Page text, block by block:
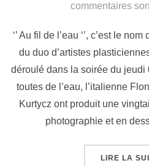
commentaires
‘’ Au fil de l’eau ‘’, c’est le
du duo d’artistes
déroulé dans la soirée du jeudi
toutes de l’eau, l’italienne
Kurtycz ont produit une
photographie et en
LIRE LA